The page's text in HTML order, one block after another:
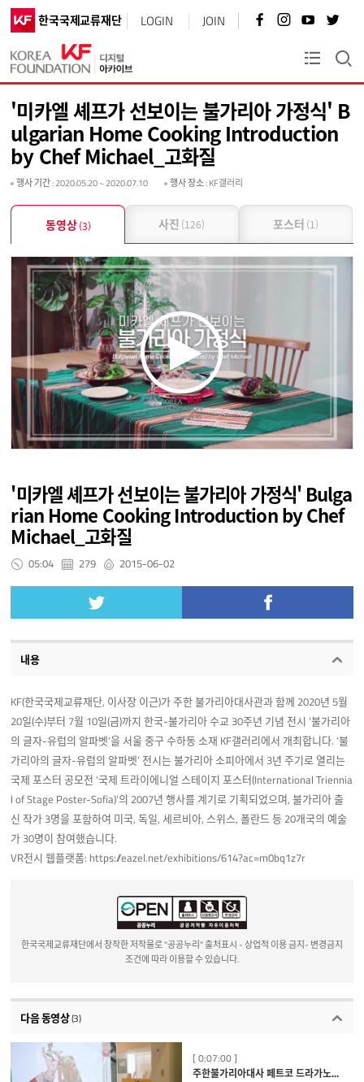
한국국제교류재단 LOGIN JOIN 페
이
로
가
기
인
스
바
로
가
기
유
튜
브
바
가
기
트
터
바
로
가
기
KF플러스
'미카엘 셰프가 선보이는 불가리아 가정식' B
ulgarian Home Cooking Introduction
by Chef Michael_고화질
행사 기간: 2020.05.20 ~ 2020.07.10 행사 장소: KF갤러리
동영상(3) 사진 (126) 포스터 (1)
'미카엘 셰프가 선보이는 불가리아 가정식' Bulga
rian Home Cooking Introduction by Chef
Michael_고화질
05:04 279 2015-06-02
내용
KF(한국국제교류재단, 이사장 이근)가 주한 불가리아대사관과 함께 2020년 5월
20일(수)부터 7월 10일(금)까지 한국-불가리아 수교 30주년 기념 전시 ‘불가리아
의 글자-유럽의 알파벳’을 서울 중구 수하동 소재 KF갤러리에서 개최합니다. ‘불
가리아의 글자-유럽의 알파벳’ 전시는 불가리아 소피아에서 3년 주기로 열리는
국제 포스터 공모전 ‘국제 트라이에니얼 스테이지 포스터(International Triennia
l of Stage Poster-Sofia)’의 2007년 행사를 계기로 기획되었으며, 불가리아 출
신 작가 3명을 포함하여 미국, 독일, 세르비아, 스위스, 폴란드 등 20개국의 예술
가 30명이 참여했습니다.
VR전시 웹플랫폼: https://eazel.net/exhibitions/614?ac=m0bq1z7r
한국국제교류재단에서 창작한 저작물로 "공공누리" 출처표시 - 상업적 이용 금지- 변경금지
조건에 따라 이용할 수 있습니다.
다음 동영상(3)
[ 0:07:00 ]
주한불가리아대사 페트코 드라가노프의 불가리아 문자 기원과 역사 소개 (Origin and History of the Bulgarian Alphabet by H.E. Petko Draganov)